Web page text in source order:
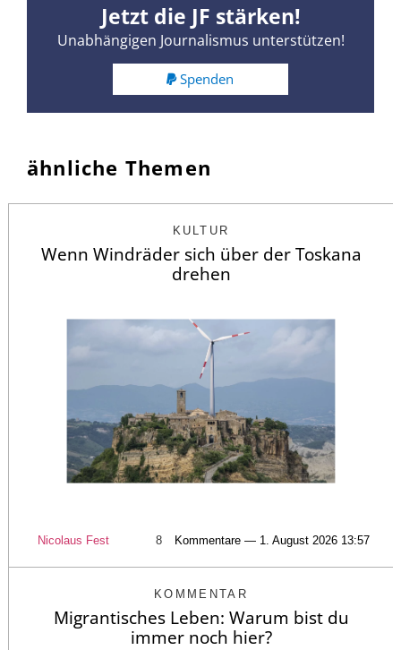
Jetzt die JF stärken!
Unabhängigen Journalismus unterstützen!
Spenden
ähnliche Themen
KULTUR
Wenn Windräder sich über der Toskana
drehen
Nicolaus Fest 8 Kommentare — 1. August 2026 13:57
KOMMENTAR
Migrantisches Leben: Warum bist du
immer noch hier?